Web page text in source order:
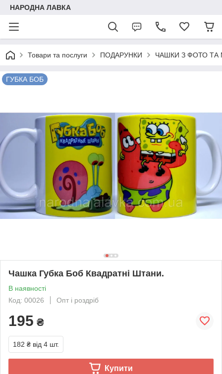
НАРОДНА ЛАВКА
Товари та послуги ПОДАРУНКИ ЧАШКИ З ФОТО
ГУБКА БОБ
Чашка Губка Боб Квадратні Штани.
В наявності
Код: 00026
Опт і роздріб
195 ₴
182 ₴ від 4 шт.
Купити